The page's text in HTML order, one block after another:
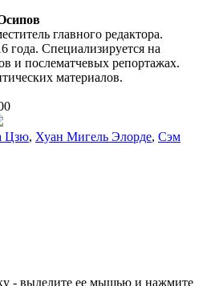
главного редактора.
года. Специализируется на
и послематчевых репортажах.
материалов.
Цзю, Хуан Мигель Элорде, Сэм
- выделите ее мышью и нажмите